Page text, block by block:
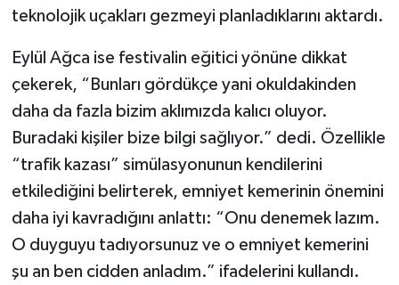
teknolojik uçakları gezmeyi planladıklarını aktardı.
Eylül Ağca ise festivalin eğitici yönüne dikkat
çekerek, “Bunları gördükçe yani okuldakinden
daha da fazla bizim aklımızda kalıcı oluyor.
Buradaki kişiler bize bilgi sağlıyor.” dedi. Özellikle
“trafik kazası” simülasyonunun kendilerini
etkilediğini belirterek, emniyet kemerinin önemini
daha iyi kavradığını anlattı: “Onu denemek lazım.
O duyguyu tadıyorsunuz ve o emniyet kemerini
şu an ben cidden anladım.” ifadelerini kullandı.